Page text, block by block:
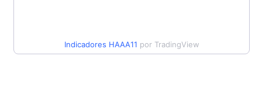
Indicadores HAAA11 por TradingView